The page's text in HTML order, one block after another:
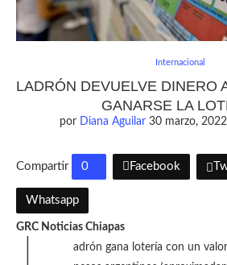
Internacional
LADRÓN DEVUELVE DINERO
GANARSE LA
por Diana Aguilar 30 marzo, 2022
Compartir 0 Facebook
Whatsapp
GRC Noticias Chiapas
adrón gana lotería con un